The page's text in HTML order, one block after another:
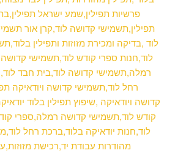
תפילין,תשמישי קדושה לוד,קרן אור
לוד ,בדיקה ומכירת מזוזות ותפילין
לוד,חנות ספרי קודש לוד,תשמישי
רמלה,תשמישי קדושה לוד,בית חבד
רחל לוד,תשמישי קדושה ויודאיקה
קדושה ויודאיקה ,שיפוץ תפילין בלוד
קודש לוד,תשמישי קדושה רמלה,ספרי
לוד,חנות יודאיקה בלוד,ברכת רחל
מהודרות עבודת יד,רכישת